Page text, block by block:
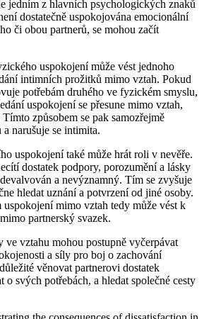
jedním z hlavních psychologických znaků
dostatečně uspokojována emocionální
či obou partnerů, se mohou začít
uspokojení může vést jednoho
intimních prožitků mimo vztah. Pokud
potřebám druhého ve fyzickém smyslu,
uspokojení se přesune mimo vztah,
způsobem se pak samozřejmě
narušuje se intimita.
uspokojení také může hrát roli v nevěře.
dostatek podpory, porozumění a lásky
a nevýznamný. Tím se zvyšuje
hledat uznání a potvrzení od jiné osoby.
mimo vztah tedy může vést k
partnerský svazek.
ve vztahu mohou postupně vyčerpávat
a síly pro boj o zachování
věnovat partnerovi dostatek
svých potřebách, a hledat společné cesty